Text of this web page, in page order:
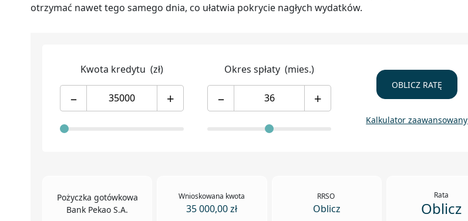
otrzymać nawet tego samego dnia, co ułatwia pokrycie nagłych wydatków.
Kwota kredytu (zł)
– +
Okres spłaty (mies.)
– +
OBLICZ RATĘ
Kalkulator zaawansowany
Pożyczka gotówkowa
Bank Pekao S.A.
Wnioskowana kwota
35 000,00 zł
RRSO
Oblicz
Rata
Oblicz